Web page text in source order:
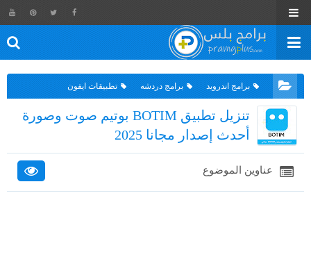
برامج اندرويد برامج دردشه تطبيقات ايفون
تنزيل تطبيق BOTIM بوتيم صوت وصورة
أحدث إصدار مجانا 2025
عناوين الموضوع